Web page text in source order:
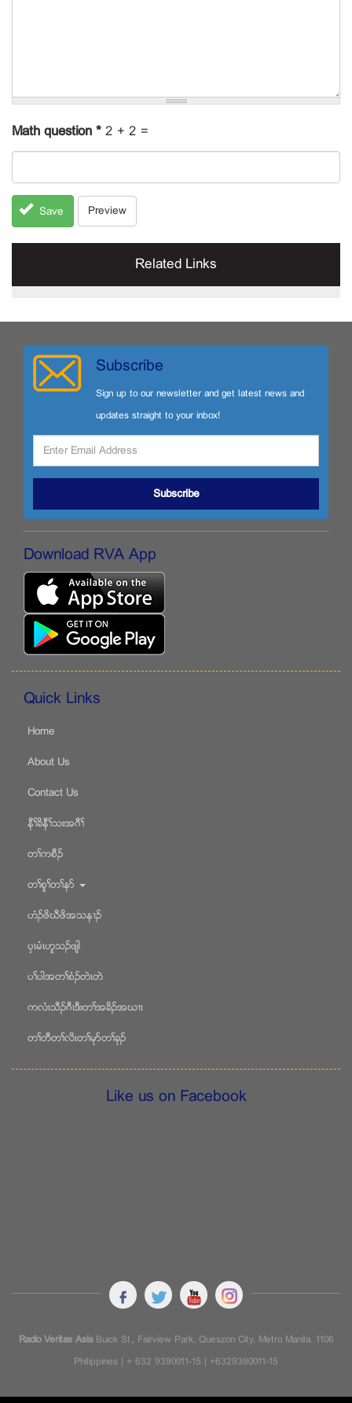
Math question * 2 + 2 =
Save Preview
Related Links
Subscribe
Sign up to our newsletter and get latest news and
updates straight to your inbox!
Subscribe
Download RVA App
Quick Links
Home
About Us
Contact Us
နီႈခိနီႈသးအဂီႈ
တႈကစီဥ
တႈစူႈတႈနဏ
ဟံဥဖိဃီဖိအသန႕ဥ
ပွၚမံၚဟူသဥဖ်ါ
ပႈပါအတႈစံဥတဲၚတဲ
ကလံၚသီဥဂီၚဒီးတႈအခိဥအဃ႕ၚ
တႈတီတႈလိၚတႈမုဏတႈခုဥ
Like us on Facebook
Radio Veritas AsiaBuick St., Fairview Park, Queszon City, Metro Manila. 1106
Philippines | + 632 9390011-15 | +6329390011-15